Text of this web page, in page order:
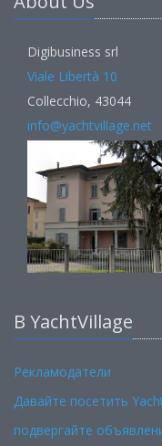
Digibusiness srl
Viale Libertà 10
Collecchio, 43044
info@yachtvillage.net
В YachtVillage
Рекламодатели
Давайте посетить
подвергайте